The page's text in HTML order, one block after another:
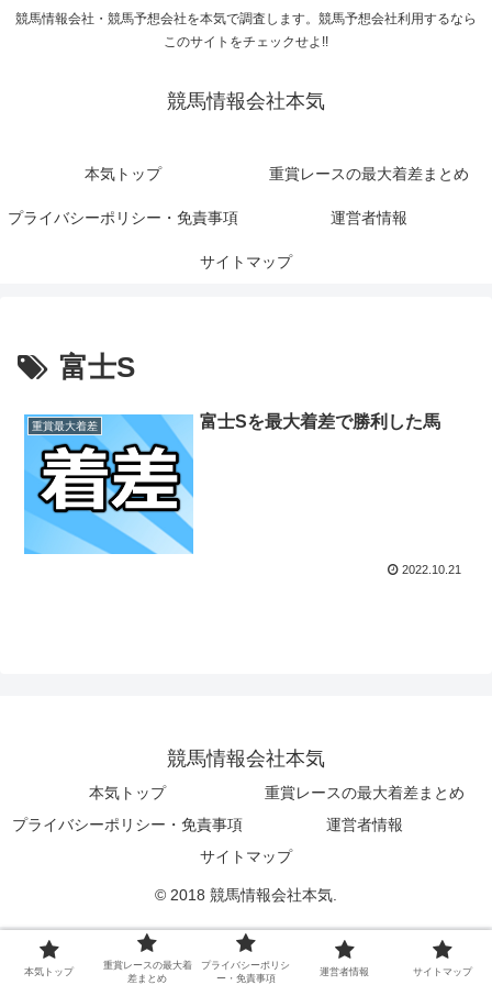
競馬情報会社・競馬予想会社を本気で調査します。競馬予想会社利用するなら
このサイトをチェックせよ!!
競馬情報会社本気
本気トップ 重賞レースの最大着差まとめ
プライバシーポリシー・免責事項 運営者情報
サイトマップ
富士S
重賞最大着差 富士Sを最大着差で勝利した馬
2022.10.21
競馬情報会社本気
本気トップ
重賞レースの最大着差まとめ
プライバシーポリシー・免責事項
運営者情報
サイトマップ
© 2018 競馬情報会社本気.
本気トップ
重賞レースの最大着
差まとめ
プライバシーポリシ
ー・免責事項
運営者情報 サイトマップ